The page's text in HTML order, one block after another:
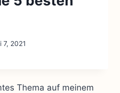
7, 2021
Thema auf meinem